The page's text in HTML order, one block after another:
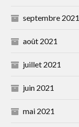
septembre 2021
août 2021
juillet 2021
juin 2021
mai 2021